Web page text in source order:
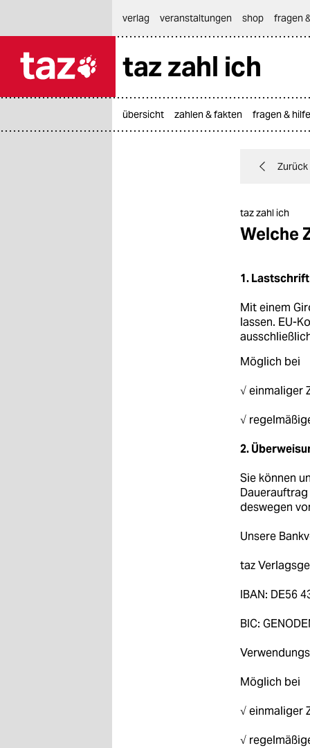
themen
verlag
veranstaltungen shop fragen
taz zahl ich
übersicht zahlen & fakten fragen & hilfe
Zurück
taz zahl ich
Welche
1. Lastschrift
Mit einem
lassen. EU-
Möglich bei
√ einmaliger
√
2.
Sie können
deswegen
Unsere
taz
IBAN: DE56
BIC:
Möglich bei
√ einmaliger
√